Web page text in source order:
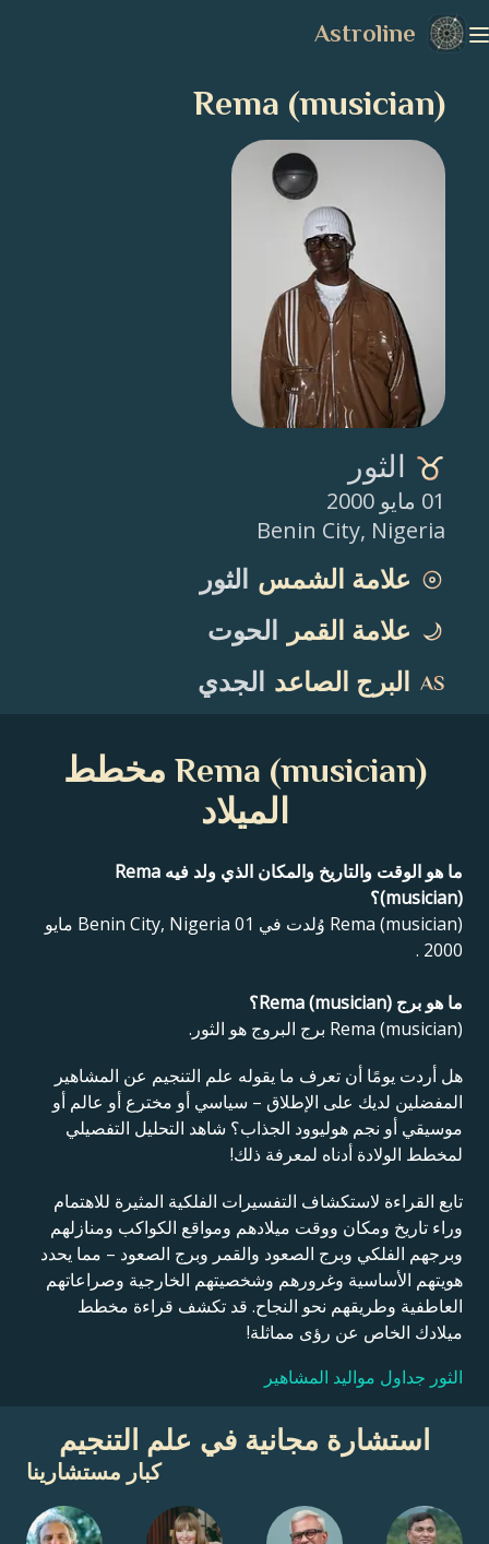
Astroline
Rema (musician)
الثور
01 مايو 2000
Benin City, Nigeria
علامة الشمس
الثور
علامة القمر
الحوت
البرج الصاعد
الجدي
Rema (musician) مخطط
الميلاد
ما هو الوقت والتاريخ والمكان الذي ولد فيه Rema
(musician)؟
Rema (musician) وُلدت في Benin City, Nigeria 01 مايو
2000 .
ما هو برج Rema (musician)؟
Rema (musician) برج البروج هو الثور.
هل أردت يومًا أن تعرف ما يقوله علم التنجيم عن المشاهير
المفضلين لديك على الإطلاق – سياسي أو مخترع أو عالم أو
موسيقي أو نجم هوليوود الجذاب؟ شاهد التحليل التفصيلي
لمخطط الولادة أدناه لمعرفة ذلك!
تابع القراءة لاستكشاف التفسيرات الفلكية المثيرة للاهتمام
وراء تاريخ ومكان ووقت ميلادهم ومواقع الكواكب ومنازلهم
وبرجهم الفلكي وبرج الصعود والقمر وبرج الصعود – مما يحدد
هويتهم الأساسية وغرورهم وشخصيتهم الخارجية وصراعاتهم
العاطفية وطريقهم نحو النجاح. قد تكشف قراءة مخطط
ميلادك الخاص عن رؤى مماثلة!
الثور جداول مواليد المشاهير
استشارة مجانية في علم التنجيم
كبار مستشارينا